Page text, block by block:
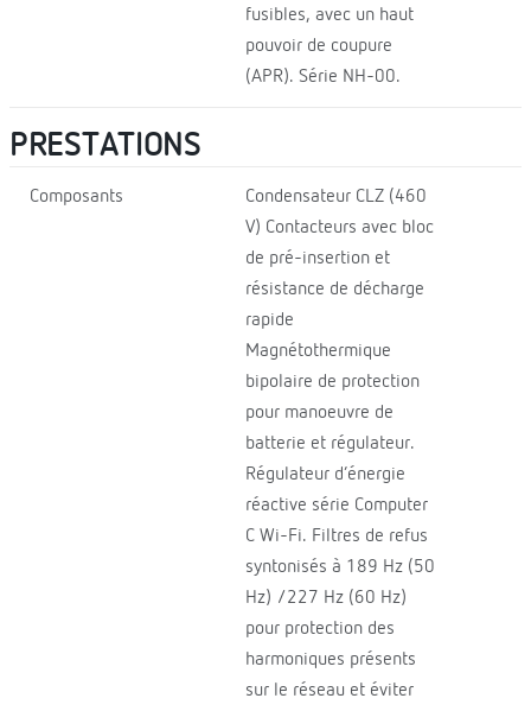
fusibles, avec un haut
pouvoir de coupure
(APR). Série NH-00.
PRESTATIONS
Composants
Condensateur CLZ (460
V) Contacteurs avec bloc
de pré-insertion et
résistance de décharge
rapide
Magnétothermique
bipolaire de protection
pour manoeuvre de
batterie et régulateur.
Régulateur d’énergie
réactive série Computer
C Wi-Fi. Filtres de refus
syntonisés à 189 Hz (50
Hz) /227 Hz (60 Hz)
pour protection des
harmoniques présents
sur le réseau et éviter